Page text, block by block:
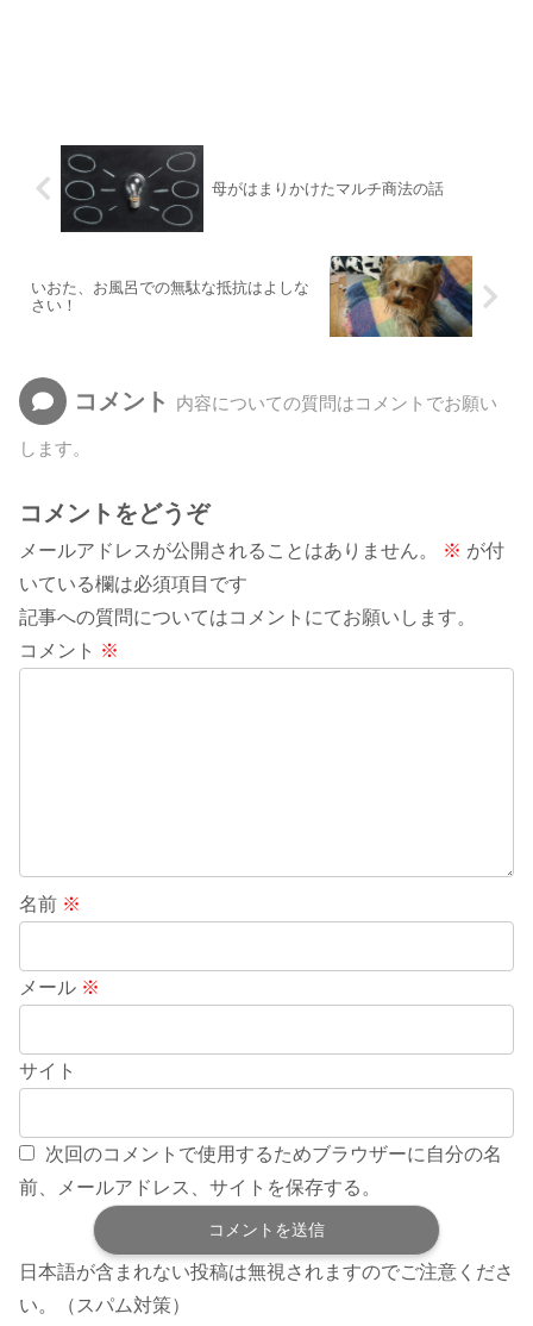
母がはまりかけたマルチ商法の話
いおた、お風呂での無駄な抵抗はよしな
さい！
コメント 内容についての質問はコメントでお願い
します。
コメントをどうぞ
メールアドレスが公開されることはありません。 ※ が付
いている欄は必須項目です
記事への質問についてはコメントにてお願いします。
コメント ※
名前 ※
メール ※
サイト
次回のコメントで使用するためブラウザーに自分の名
前、メールアドレス、サイトを保存する。
日本語が含まれない投稿は無視されますのでご注意くださ
い。（スパム対策）